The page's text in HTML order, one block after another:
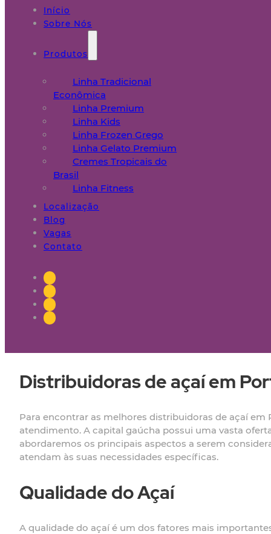
Início
Sobre Nós
Produtos
Linha Tradicional
Econômica
Linha Premium
Linha Kids
Linha Frozen Grego
Linha Gelato Premium
Cremes Tropicais do
Brasil
Linha Fitness
Localização
Blog
Vagas
Contato
Distribuidoras de açaí em
Para encontrar as melhores distribuidoras de açaí
atendimento. A capital gaúcha possui uma vasta
abordaremos os principais aspectos a serem
atendam às suas necessidades específicas.
Qualidade do Açaí
A qualidade do açaí é um dos fatores mais